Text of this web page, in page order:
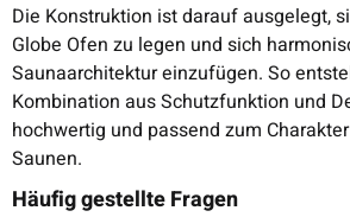
Die Konstruktion ist darauf ausgelegt,
Globe Ofen zu legen und sich
Saunaarchitektur einzufügen. So
Kombination aus Schutzfunktion und
hochwertig und passend zum
Saunen.
Häufig gestellte Fragen